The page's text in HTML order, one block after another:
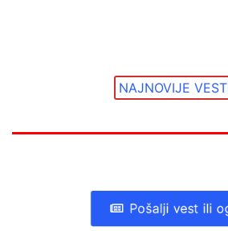
NAJNOVIJE
Pošalji vest ili